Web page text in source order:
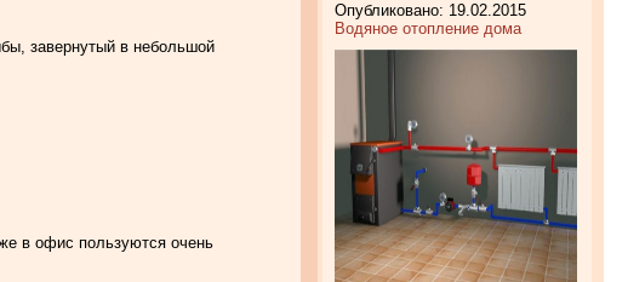
завернутый в небольшой
в офис пользуются очень
Опубликовано: 19.02.2015
Водяное отопление дома